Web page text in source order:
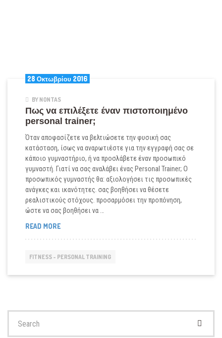
28 Οκτωβρίου 2016
BY NONTAS
Πως να επιλέξετε έναν πιστοποιημένο
personal trainer;
Όταν αποφασίζετε να βελτιώσετε την φυσική σας
κατάσταση, ίσως να αναρωτιέστε για την εγγραφή σας σε
κάποιο γυμναστήριο, ή να προσλάβετε έναν προσωπικό
γυμναστή. Γιατί να σας αναλάβει ένας Personal Trainer; Ο
προσωπικός γυμναστής θα: αξιολογήσει τις προσωπικές
ανάγκες και ικανότητες. σας βοηθήσει να θέσετε
ρεαλιστικούς στόχους. προσαρμόσει την προπόνηση,
ώστε να σας βοηθήσει να …
READ MOREΠΩΣ
ΈΝΑΝ
FITNESS - PERSONAL TRAINING